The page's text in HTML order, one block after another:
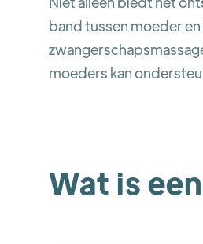
band tussen moeder
moeders kan
Wat is